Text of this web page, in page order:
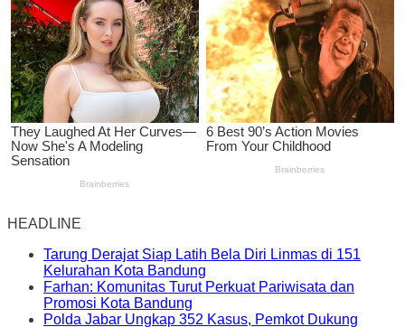
HEADLINE
Tarung Derajat Siap Latih Bela Diri Linmas di 151
Kelurahan Kota Bandung
Farhan: Komunitas Turut Perkuat Pariwisata dan
Promosi Kota Bandung
Polda Jabar Ungkap 352 Kasus, Pemkot Dukung